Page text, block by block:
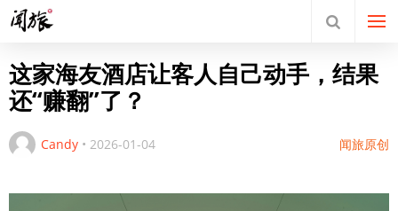
这家海友酒店让客人自己动手，结果
还“赚翻”了？
Candy • 2026-01-04 闻旅原创